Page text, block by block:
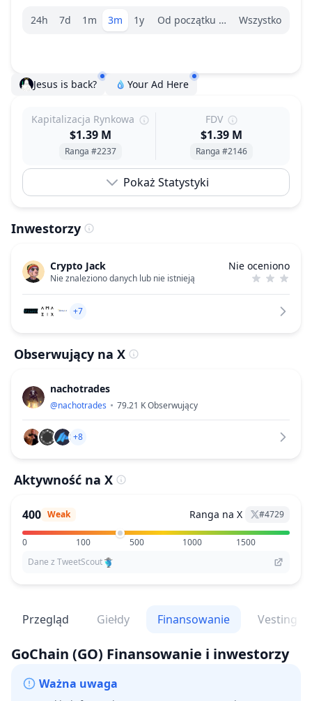
Wybór zakresu.
24h 7d 1m 3m 1y Od początku rokuWszystko
Jesus is back? Your Ad Here
Kapitalizacja Rynkowa
$1.39 M
Ranga #2237
FDV
$1.39 M
Ranga #2146
Pokaż Statystyki
Inwestorzy
Crypto Jack
Nie znaleziono danych lub nie istnieją
Nie oceniono
+7
Obserwujący na X
nachotrades
@nachotrades 79.21 KObserwujący
+8
Aktywność na X
400 Weak Ranga na X #4729
0 100 500 1000
1500
Dane z TweetScout
Przegląd Giełdy Finansowanie Vesting
GoChain (GO) Finansowanie i inwestorzy
Ważna uwaga